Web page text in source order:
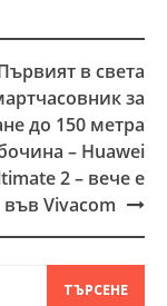
в света
за
до 150 метра
– Huawei
2 – вече е
във Vivacom